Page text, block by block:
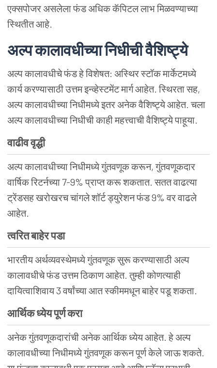
एक्सपोजर असलेला फंड अधिक कॅपिटल लाभ मिळवण्याच्या
स्थितीत आहे.
अल्पकालावधीच्यानिधीचीवैशिष्ट्ये
अल्प कालावधीचे फंड हे विशेषत: अस्थिर स्टॉक मार्केटमध्ये
कार्य करण्यासाठी उत्तम इन्व्हेस्टमेंट मार्ग आहेत. स्थिरता सह,
अल्प कालावधीच्या निधीमध्ये इतर अनेक वैशिष्ट्ये आहेत. चला
अल्प कालावधीच्या निधीची काही महत्त्वाची वैशिष्ट्ये पाहूया.
वाढीववृद्धी
अल्प कालावधीच्या निधीमध्ये गुंतवणूक करून, गुंतवणूकदार
वार्षिक रिटर्नच्या 7-9% प्राप्त करू शकतात. सतत वाढत्या
ट्रेंडसह खरोखरच चांगले शॉर्ट ड्युरेशन फंड 9% वर वाढले
आहेत.
त्वरितबाहेरपडा
भारतीय अर्थव्यवस्थेमध्ये गुंतवणूक सुरू करण्यासाठी अल्प
कालावधीचे फंड उत्तम ठिकाण आहेत. तुम्ही कोणत्याही
दायित्वाशिवाय 3 वर्षांच्या आत स्कीममधून बाहेर पडू शकता.
आर्थिकध्येयपूर्णकरा
अनेक गुंतवणूकदारांची अनेक आर्थिक ध्येय आहेत. हे अल्प
कालावधीच्या निधीमध्ये गुंतवणूक करून पूर्ण केले जाऊ शकते.